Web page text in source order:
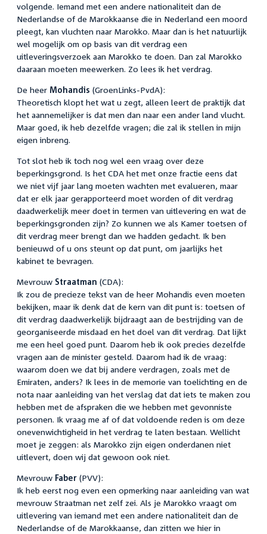
volgende. Iemand met een andere nationaliteit dan de
Nederlandse of de Marokkaanse die in Nederland een moord
pleegt, kan vluchten naar Marokko. Maar dan is het natuurlijk
wel mogelijk om op basis van dit verdrag een
uitleveringsverzoek aan Marokko te doen. Dan zal Marokko
daaraan moeten meewerken. Zo lees ik het verdrag.
De heer Mohandis (GroenLinks-PvdA):
Theoretisch klopt het wat u zegt, alleen leert de praktijk dat
het aannemelijker is dat men dan naar een ander land vlucht.
Maar goed, ik heb dezelfde vragen; die zal ik stellen in mijn
eigen inbreng.
Tot slot heb ik toch nog wel een vraag over deze
beperkingsgrond. Is het CDA het met onze fractie eens dat
we niet vijf jaar lang moeten wachten met evalueren, maar
dat er elk jaar gerapporteerd moet worden of dit verdrag
daadwerkelijk meer doet in termen van uitlevering en wat de
beperkingsgronden zijn? Zo kunnen we als Kamer toetsen of
dit verdrag meer brengt dan we hadden gedacht. Ik ben
benieuwd of u ons steunt op dat punt, om jaarlijks het
kabinet te bevragen.
Mevrouw Straatman (CDA):
Ik zou de precieze tekst van de heer Mohandis even moeten
bekijken, maar ik denk dat de kern van dit punt is: toetsen of
dit verdrag daadwerkelijk bijdraagt aan de bestrijding van de
georganiseerde misdaad en het doel van dit verdrag. Dat lijkt
me een heel goed punt. Daarom heb ik ook precies dezelfde
vragen aan de minister gesteld. Daarom had ik de vraag:
waarom doen we dat bij andere verdragen, zoals met de
Emiraten, anders? Ik lees in de memorie van toelichting en de
nota naar aanleiding van het verslag dat dat iets te maken zou
hebben met de afspraken die we hebben met gevonniste
personen. Ik vraag me af of dat voldoende reden is om deze
onevenwichtigheid in het verdrag te laten bestaan. Wellicht
moet je zeggen: als Marokko zijn eigen onderdanen niet
uitlevert, doen wij dat gewoon ook niet.
Mevrouw Faber (PVV):
Ik heb eerst nog even een opmerking naar aanleiding van wat
mevrouw Straatman net zelf zei. Als je Marokko vraagt om
uitlevering van iemand met een andere nationaliteit dan de
Nederlandse of de Marokkaanse, dan zitten we hier in